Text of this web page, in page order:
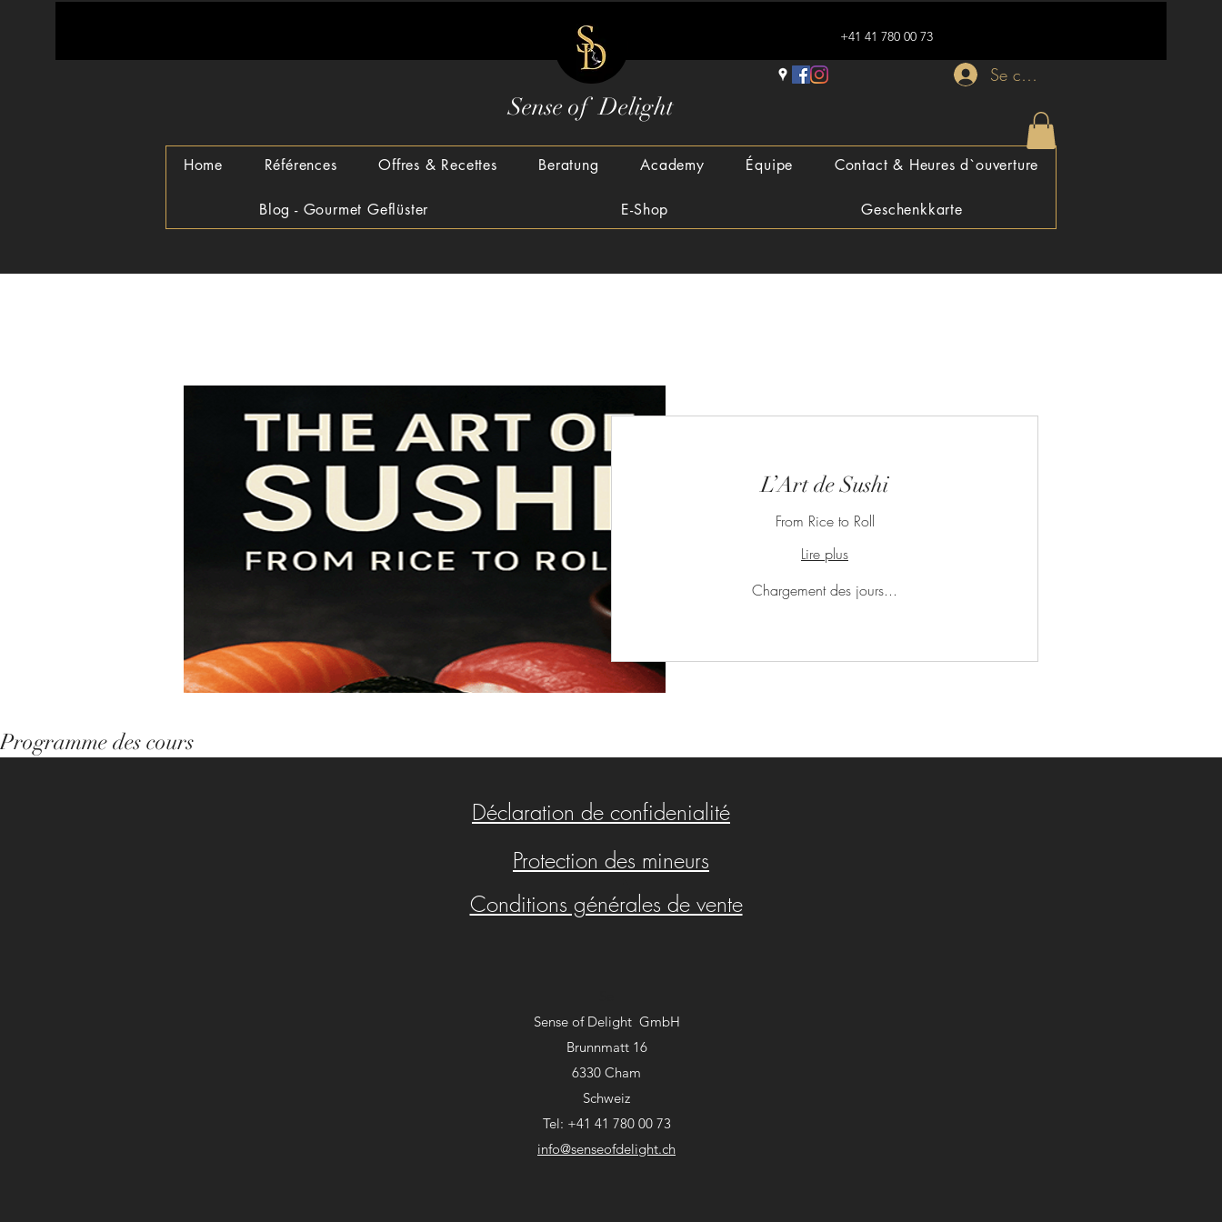
+41 41 780 00 73
Se connecter
Sense of Delight
Home Références Offres & Recettes Beratung Academy Équipe Contact & Heures d`ouverture
Blog - Gourmet Geflüster E-Shop Geschenkkarte
L’Art de Sushi
From Rice to Roll
Lire plus
Chargement des jours...
Programme des cours
Déclaration de confidenialité
Protection des mineurs
Conditions générales de vente
Sense of Delight GmbH
Brunnmatt 16
6330 Cham
Schweiz
Tel: +41 41 780 00 73
info@senseofdelight.ch